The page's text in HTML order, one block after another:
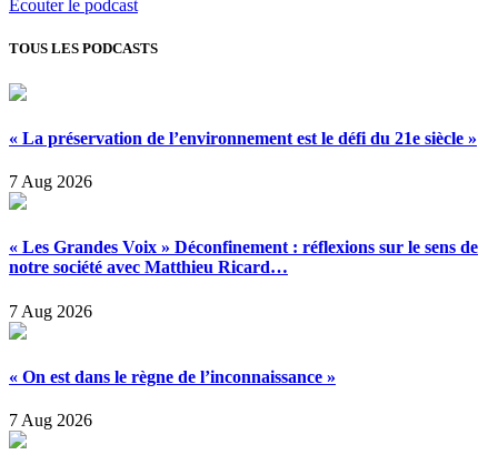
Écouter le podcast
TOUS LES PODCASTS
« La préservation de l’environnement est le défi du 21e siècle »
7 Aug 2026
« Les Grandes Voix » Déconfinement : réflexions sur le sens de
notre société avec Matthieu Ricard…
7 Aug 2026
« On est dans le règne de l’inconnaissance »
7 Aug 2026